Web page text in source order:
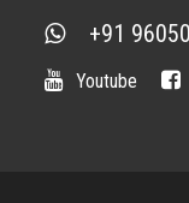
+91
Youtube